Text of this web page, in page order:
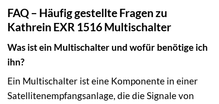
FAQ – Häufig gestellte Fragen zu
Kathrein EXR 1516 Multischalter
Was ist ein Multischalter und wofür benötige ich
ihn?
Ein Multischalter ist eine Komponente in einer
Satellitenempfangsanlage, die die Signale von